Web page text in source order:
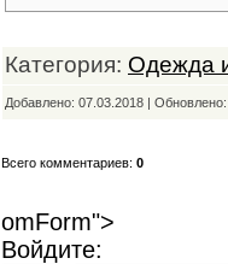
Категория: Одежда
Добавлено: 07.03.2018 |
Всего комментариев: 0
omForm">
Войдите: